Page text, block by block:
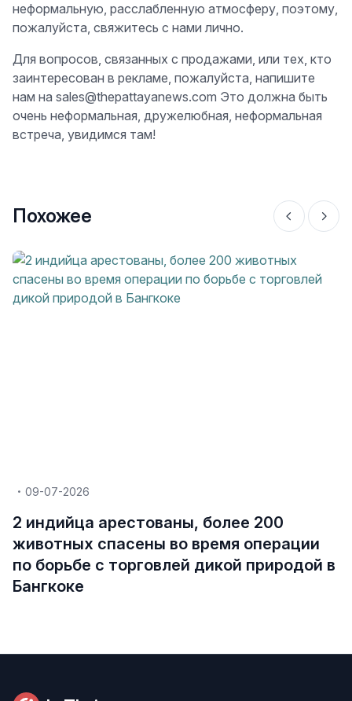
неформальную, расслабленную атмосферу, поэтому,
пожалуйста, свяжитесь с нами лично.
Для вопросов, связанных с продажами, или тех, кто
заинтересован в рекламе, пожалуйста, напишите
нам на sales@thepattayanews.com Это должна быть
очень неформальная, дружелюбная, неформальная
встреча, увидимся там!
Похожее
09-07-2026
2 индийца арестованы, более 200
животных спасены во время операции
по борьбе с торговлей дикой природой в
Бангкоке